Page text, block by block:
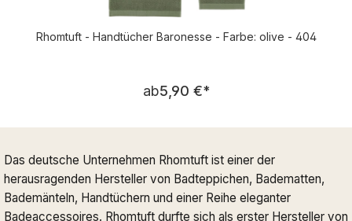
Rhomtuft - Handtücher Baronesse - Farbe: olive - 404
Regulärer Preis:
ab5,90 €*
Das deutsche Unternehmen Rhomtuft ist einer der
herausragenden Hersteller von Badteppichen, Badematten,
Bademänteln, Handtüchern und einer Reihe eleganter
Badeaccessoires. Rhomtuft durfte sich als erster Hersteller von